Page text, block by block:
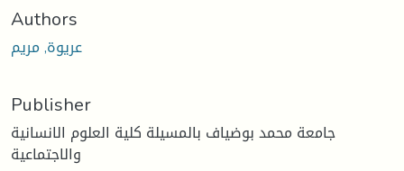
Authors
عريوة, مريم
Publisher
جامعة محمد بوضياف بالمسيلة كلية العلوم الانسانية
والاجتماعية